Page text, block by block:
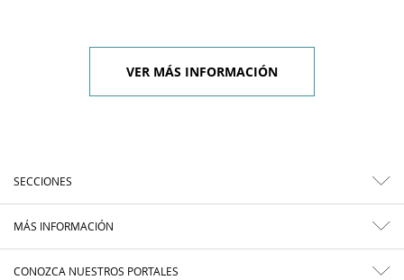
VER MÁS INFORMACIÓN
SECCIONES
MÁS INFORMACIÓN
CONOZCA NUESTROS PORTALES